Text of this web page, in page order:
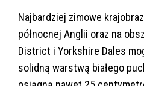
Najbardziej zimowe
północnej Anglii oraz na
District i Yorkshire Dales
solidną warstwą białego